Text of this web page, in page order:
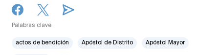
Palabras clave
actos de bendición Apóstol de Distrito Apóstol Mayor